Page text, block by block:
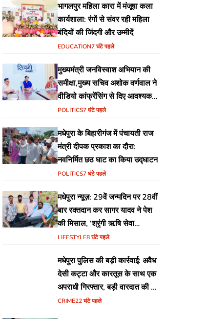
भागलपुर महिला कारा में मंजूषा कला
कार्यशाला: रंगों से संवर रही महिला
बंदियों की जिंदगी और उम्मीदें
EDUCATION7 घंटे पहले
मुख्यमंत्री जनविस्वाश अभियान की
समीक्षा,मुख्य सचिव अशोक वर्णवाल ने
वीडियो कांफ्रेंसिंग से दिए आवश्यक
निर्देश
POLITICS7 घंटे पहले
मधेपुरा के बिहारीगंज में पंचायती राज
मंत्री दीपक प्रकाश का दौरा:
नवनिर्मित छठ घाट का किया उद्घाटन
POLITICS7 घंटे पहले
मधेपुरा न्यूज़: 29वें जन्मदिन पर 28वीं
बार रक्तदान कर सागर यादव ने पेश
की मिसाल, ‘श्रृंगी ऋषि सेवा
फाउंडेशन’ की अनूठी पहल
LIFESTYLE8 घंटे पहले
मधेपुरा पुलिस की बड़ी कार्रवाई: अवैध
देसी कट्टा और कारतूस के साथ एक
अपराधी गिरफ्तार, बड़ी वारदात की थी
योजना
CRIME22 घंटे पहले